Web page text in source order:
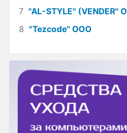
7 "AL-STYLE" (VENDER"
8 "Tezcode" ООО